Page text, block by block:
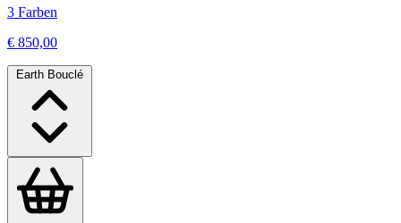
3 Farben
€ 850,00
Earth Bouclé